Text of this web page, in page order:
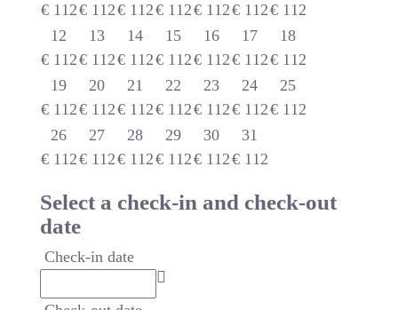
€ 112€ 112€ 112€ 112€ 112€ 112€ 112
12
€ 112
13
€ 112
14
€ 112
15
€ 112
16
€ 112
17
€ 112
18
€ 112
19
€ 112
20
€ 112
21
€ 112
22
€ 112
23
€ 112
24
€ 112
25
€ 112
26
€ 112
27
€ 112
28
€ 112
29
€ 112
30
€ 112
31
€ 112
Select a check-in and check-out
date
Check-in date